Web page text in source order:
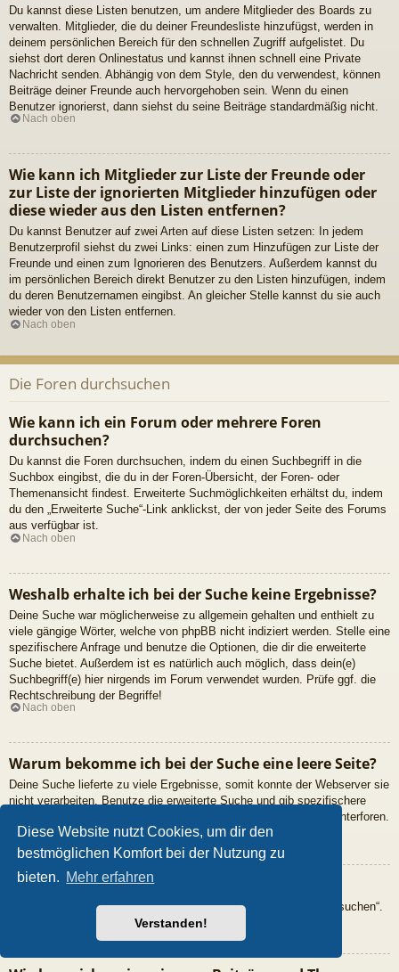
Diese Website nutzt Cookies, um dir den
bestmöglichen Komfort bei der Nutzung zu
bieten. Mehr erfahren
Verstanden!
Du kannst diese Listen benutzen, um andere Mitglieder des Boards zu
verwalten. Mitglieder, die du deiner Freundesliste hinzufügst, werden in
deinem persönlichen Bereich für den schnellen Zugriff aufgelistet. Du
siehst dort deren Onlinestatus und kannst ihnen schnell eine Private
Nachricht senden. Abhängig von dem Style, den du verwendest, können
Beiträge deiner Freunde auch hervorgehoben sein. Wenn du einen
Benutzer ignorierst, dann siehst du seine Beiträge standardmäßig nicht.
Nach oben
Wie kann ich Mitglieder zur Liste der Freunde oder
zur Liste der ignorierten Mitglieder hinzufügen oder
diese wieder aus den Listen entfernen?
Du kannst Benutzer auf zwei Arten auf diese Listen setzen: In jedem
Benutzerprofil siehst du zwei Links: einen zum Hinzufügen zur Liste der
Freunde und einen zum Ignorieren des Benutzers. Außerdem kannst du
im persönlichen Bereich direkt Benutzer zu den Listen hinzufügen, indem
du deren Benutzernamen eingibst. An gleicher Stelle kannst du sie auch
wieder von den Listen entfernen.
Nach oben
Die Foren durchsuchen
Wie kann ich ein Forum oder mehrere Foren
durchsuchen?
Du kannst die Foren durchsuchen, indem du einen Suchbegriff in die
Suchbox eingibst, die du in der Foren-Übersicht, der Foren- oder
Themenansicht findest. Erweiterte Suchmöglichkeiten erhältst du, indem
du den „Erweiterte Suche“-Link anklickst, der von jeder Seite des Forums
aus verfügbar ist.
Nach oben
Weshalb erhalte ich bei der Suche keine Ergebnisse?
Deine Suche war möglicherweise zu allgemein gehalten und enthielt zu
viele gängige Wörter, welche von phpBB nicht indiziert werden. Stelle eine
spezifischere Anfrage und benutze die Optionen, die dir die erweiterte
Suche bietet. Außerdem ist es natürlich auch möglich, dass dein(e)
Suchbegriff(e) hier nirgends im Forum verwendet wurden. Prüfe ggf. die
Rechtschreibung der Begriffe!
Nach oben
Warum bekomme ich bei der Suche eine leere Seite?
Deine Suche lieferte zu viele Ergebnisse, somit konnte der Webserver sie
nicht verarbeiten. Benutze die erweiterte Suche und gib spezifischere
Suchbegriffe ein oder beschränke die Suche auf verschiedene Unterforen.
Nach oben
Wie kann ich nach Mitgliedern suchen?
Gehe zur „Mitglieder“-Seite und klicke auf „Nach einem Mitglied suchen“.